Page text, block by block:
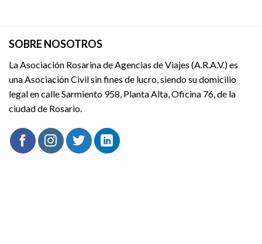
SOBRE NOSOTROS
La Asociación Rosarina de Agencias de Viajes (A.R.A.V.) es
una Asociación Civil sin fines de lucro, siendo su domicilio
legal en calle Sarmiento 958, Planta Alta, Oficina 76, de la
ciudad de Rosario.